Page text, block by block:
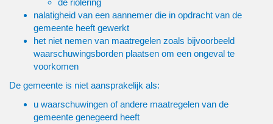
de riolering
nalatigheid van een aannemer die in opdracht van de
gemeente heeft gewerkt
het niet nemen van maatregelen zoals bijvoorbeeld
waarschuwingsborden plaatsen om een ongeval te
voorkomen
De gemeente is niet aansprakelijk als:
u waarschuwingen of andere maatregelen van de
gemeente genegeerd heeft